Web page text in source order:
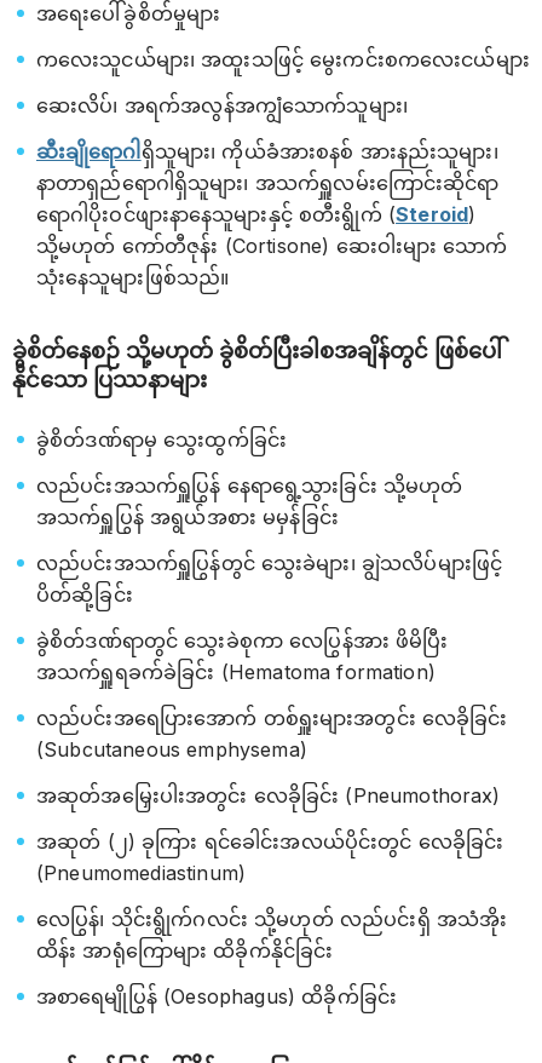
အရေးပေါ်ခွဲစိတ်မှုများ
ကလေးသူငယ်များ၊ အထူးသဖြင့် မွေးကင်းစကလေးငယ်များ
ဆေးလိပ်၊ အရက်အလွန်အကျွံသောက်သူများ၊
ဆီးချိုရောဂါ ရှိသူများ၊ ကိုယ်ခံအားစနစ် အားနည်းသူများ၊
နာတာရှည်ရောဂါရှိသူများ၊ အသက်ရှူလမ်းကြောင်းဆိုင်ရာ
ရောဂါပိုးဝင်ဖျားနာနေသူများနှင့် စတီးရွိုက် (Steroid)
သို့မဟုတ် ကော်တီဇုန်း (Cortisone) ဆေးဝါးများ သောက်
သုံးနေသူများဖြစ်သည်။
ခွဲစိတ်နေစဉ် သို့မဟုတ် ခွဲစိတ်ပြီးခါစအချိန်တွင် ဖြစ်ပေါ်
နိုင်သော ပြဿနာများ
ခွဲစိတ်ဒဏ်ရာမှ သွေးထွက်ခြင်း
လည်ပင်းအသက်ရှူပြွန် နေရာရွေ့သွားခြင်း သို့မဟုတ်
အသက်ရှူပြွန် အရွယ်အစား မမှန်ခြင်း
လည်ပင်းအသက်ရှူပြွန်တွင် သွေးခဲများ၊ ချွဲသလိပ်များဖြင့်
ပိတ်ဆို့ခြင်း
ခွဲစိတ်ဒဏ်ရာတွင် သွေးခဲစုကာ လေပြွန်အား ဖိမိပြီး
အသက်ရှူရခက်ခဲခြင်း (Hematoma formation)
လည်ပင်းအရေပြားအောက် တစ်ရှူးများအတွင်း လေခိုခြင်း
(Subcutaneous emphysema)
အဆုတ်အမြှေးပါးအတွင်း လေခိုခြင်း (Pneumothorax)
အဆုတ် (၂) ခုကြား ရင်ခေါင်းအလယ်ပိုင်းတွင် လေခိုခြင်း
(Pneumomediastinum)
လေပြွန်၊ သိုင်းရွိုက်ဂလင်း သို့မဟုတ် လည်ပင်းရှိ အသံအိုး
ထိန်း အာရုံကြောများ ထိခိုက်နိုင်ခြင်း
အစာရေမျိုပြွန် (Oesophagus) ထိခိုက်ခြင်း